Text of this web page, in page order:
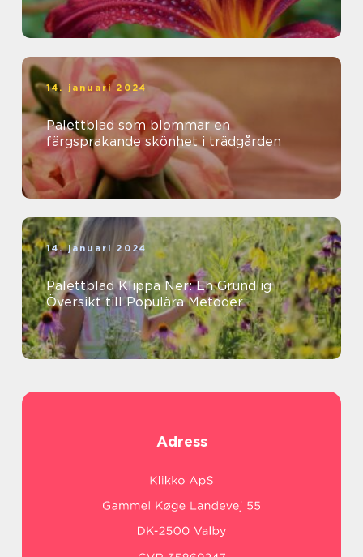
14. januari 2024
Palettblad som blommar en
färgsprakande skönhet i trädgården
14. januari 2024
Palettblad Klippa Ner: En Grundlig
Översikt till Populära Metoder
Adress